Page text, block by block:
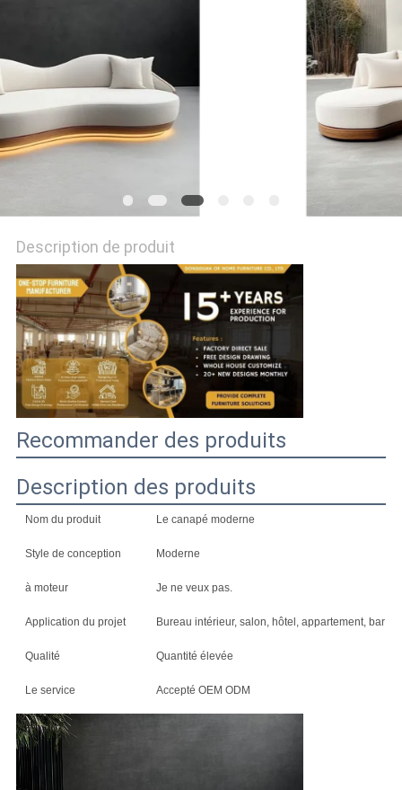
CONTACT
NOUVELLES
TOUS
DEMANDE
DE
SOUMISSION
PLAN
DU
SITE
POLITIQUE
EN
MATIÈRE
DE
PROTECTION
LA
VIE
PRIVÉE
Description de produit
Recommander des produits
Description des produits
Nom du produit Le canapé moderne
Style de conception Moderne
à moteur Je ne veux pas.
Application du projet Bureau intérieur, salon, hôtel, appartement, bar à
Qualité Quantité élevée
Le service Accepté OEM ODM